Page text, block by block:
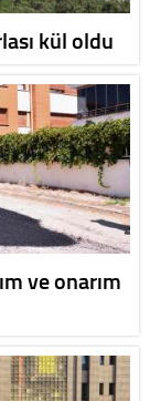
kül oldu
ve onarım